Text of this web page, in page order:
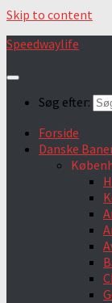
Skip to content
Speedwaylife
Søg efter:
Forside
Danske